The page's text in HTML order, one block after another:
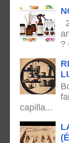
?
capilla...